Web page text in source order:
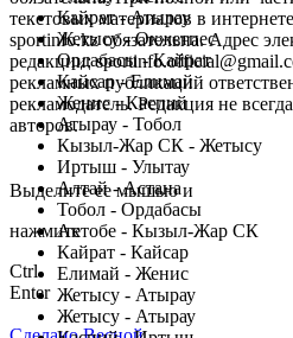
Кайрат - Атырау
Жетысу - Окжетпес
Ордабасы - Кайрат
Кайсар - Елимай
Женис - Каспий
Атырау - Тобол
Кызыл-Жар СК - Жетысу
Иртыш - Улытау
Алтай - Астана
Тобол - Ордабасы
Актобе - Кызыл-Жар СК
Кайрат - Кайсар
Елимай - Женис
Жетысу - Атырау
Жетысу - Атырау
текстовых материалов в
sportinfo.kz обязательна. Адрес
редакции:
рекламных публикаций
рекламодатель. Редакция не
авторов.
Заметили ошибку в тексте?
Выделите ее мышью и
нажмите
Ctrl
Enter